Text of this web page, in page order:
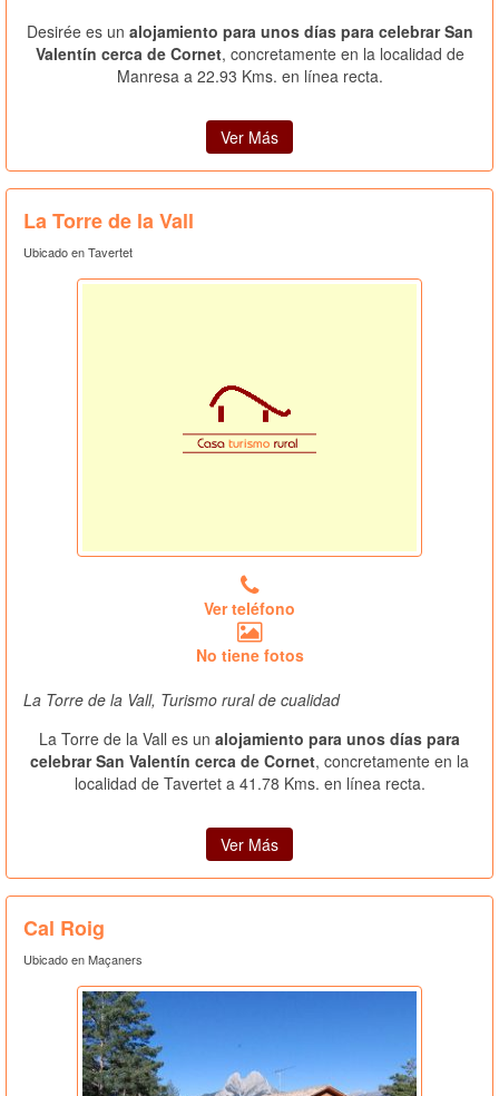
Desirée es un alojamiento para unos días para celebrar San
Valentín cerca de Cornet, concretamente en la localidad de
Manresa a 22.93 Kms. en línea recta.
Ver Más
La Torre de la Vall
Ubicado en Tavertet
Ver teléfono
No tiene fotos
La Torre de la Vall, Turismo rural de cualidad
La Torre de la Vall es un alojamiento para unos días para
celebrar San Valentín cerca de Cornet, concretamente en la
localidad de Tavertet a 41.78 Kms. en línea recta.
Ver Más
Cal Roig
Ubicado en Maçaners